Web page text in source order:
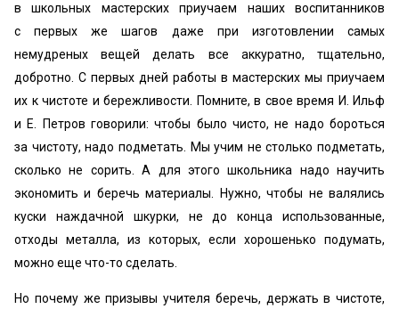
в школьных мастерских приучаем наших воспитанников
с первых же шагов даже при изготовлении самых
немудреных вещей делать все аккуратно, тщательно,
добротно. С первых дней работы в мастерских мы приучаем
их к чистоте и бережливости. Помните, в свое время И. Ильф
и Е. Петров говорили: чтобы было чисто, не надо бороться
за чистоту, надо подметать. Мы учим не столько подметать,
сколько не сорить. А для этого школьника надо научить
экономить и беречь материалы. Нужно, чтобы не валялись
куски наждачной шкурки, не до конца использованные,
отходы металла, из которых, если хорошенько подумать,
можно еще что-то сделать.
Но почему же призывы учителя беречь, держать в чистоте,